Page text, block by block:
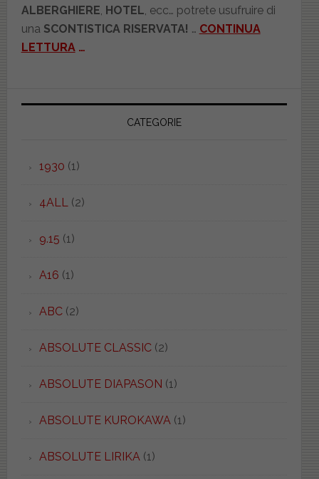
ALBERGHIERE HOTEL , ecc… potrete usufruire di
una SCONTISTICA RISERVATA! … CONTINUA
LETTURA …
CATEGORIE
1930 (1)
4ALL (2)
9.15 (1)
A16 (1)
ABC(2)
ABSOLUTE CLASSIC(2)
ABSOLUTE DIAPASON (1)
ABSOLUTE KUROKAWA (1)
ABSOLUTE LIRIKA (1)